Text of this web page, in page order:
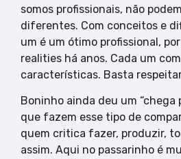
somos profissionais, não
diferentes. Com conceitos e
um é um ótimo profissional,
realities há anos. Cada um
características. Basta
Boninho ainda deu um “chega
que fazem esse tipo de
quem critica fazer, produzir,
assim. Aqui no passarinho é